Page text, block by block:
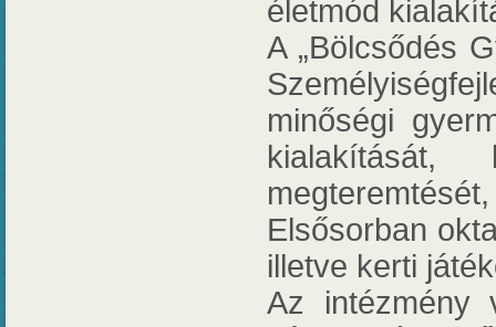
életmód
A „Bölcsődés
minőségi
Elsősorban
illetve kerti
Az intézmény